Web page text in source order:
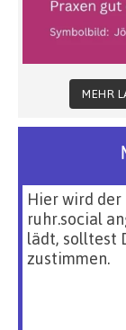
MEHR
Hier wird
ruhr.social
lädt, solltest
zustimmen.